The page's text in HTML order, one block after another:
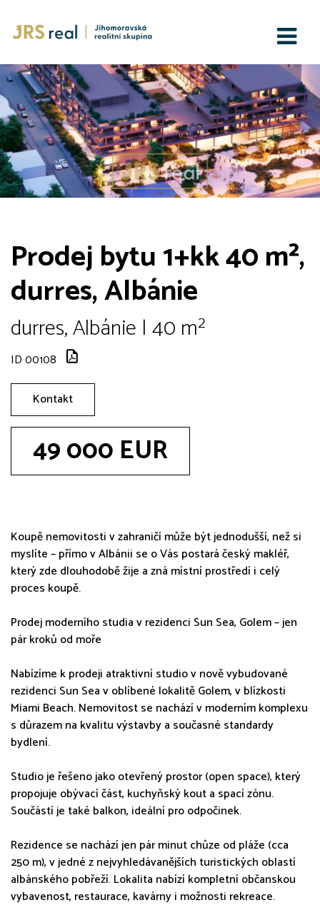
Prodej bytu 1+kk 40 m²,
durres, Albánie
durres, Albánie | 40 m²
ID 00108
Kontakt
49 000 EUR
Koupě nemovitosti v zahraničí může být jednodušší, než si
myslíte – přímo v Albánii se o Vás postará český makléř,
který zde dlouhodobě žije a zná místní prostředí i celý
proces koupě.
Prodej moderního studia v rezidenci Sun Sea, Golem – jen
pár kroků od moře
Nabízíme k prodeji atraktivní studio v nově vybudované
rezidenci Sun Sea v oblíbené lokalitě Golem, v blízkosti
Miami Beach. Nemovitost se nachází v moderním komplexu
s důrazem na kvalitu výstavby a současné standardy
bydlení.
Studio je řešeno jako otevřený prostor (open space), který
propojuje obývací část, kuchyňský kout a spací zónu.
Součástí je také balkon, ideální pro odpočinek.
Rezidence se nachází jen pár minut chůze od pláže (cca
250 m), v jedné z nejvyhledávanějších turistických oblastí
albánského pobřeží. Lokalita nabízí kompletní občanskou
vybavenost, restaurace, kavárny i možnosti rekreace.